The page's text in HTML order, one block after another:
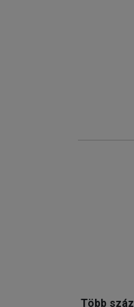
Több száz